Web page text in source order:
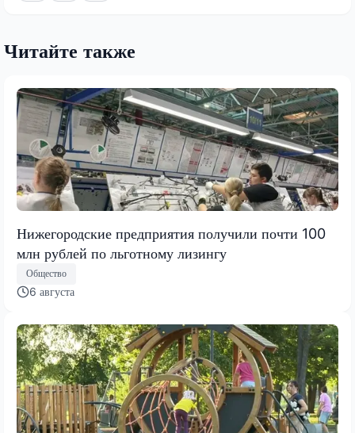
Читайте также
Нижегородские предприятия получили почти 100
млн рублей по льготному лизингу
Общество
6 августа